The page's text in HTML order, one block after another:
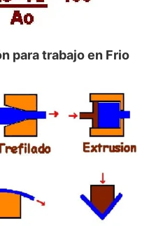
para trabajo en Frio